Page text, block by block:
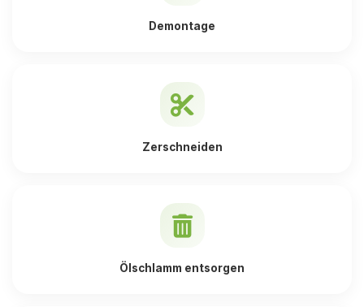
Demontage
Zerschneiden
Ölschlamm entsorgen